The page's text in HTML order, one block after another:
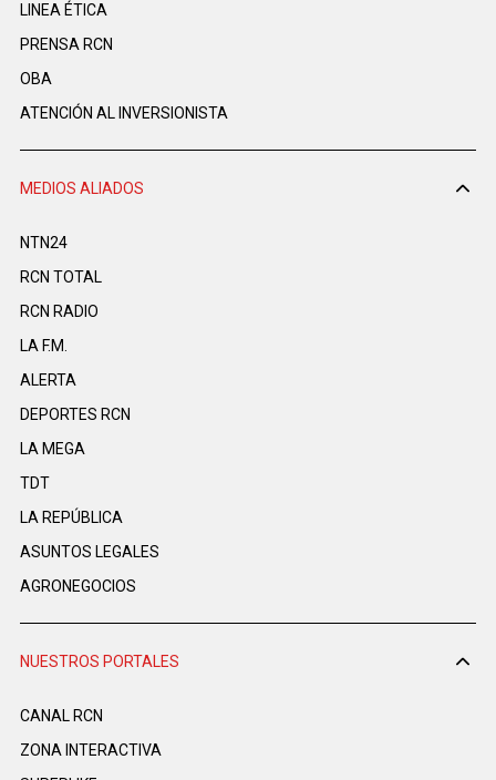
LINEA ÉTICA
PRENSA RCN
OBA
ATENCIÓN AL INVERSIONISTA
MEDIOS ALIADOS
NTN24
RCN TOTAL
RCN RADIO
LA F.M.
ALERTA
DEPORTES RCN
LA MEGA
TDT
LA REPÚBLICA
ASUNTOS LEGALES
AGRONEGOCIOS
NUESTROS PORTALES
CANAL RCN
ZONA INTERACTIVA